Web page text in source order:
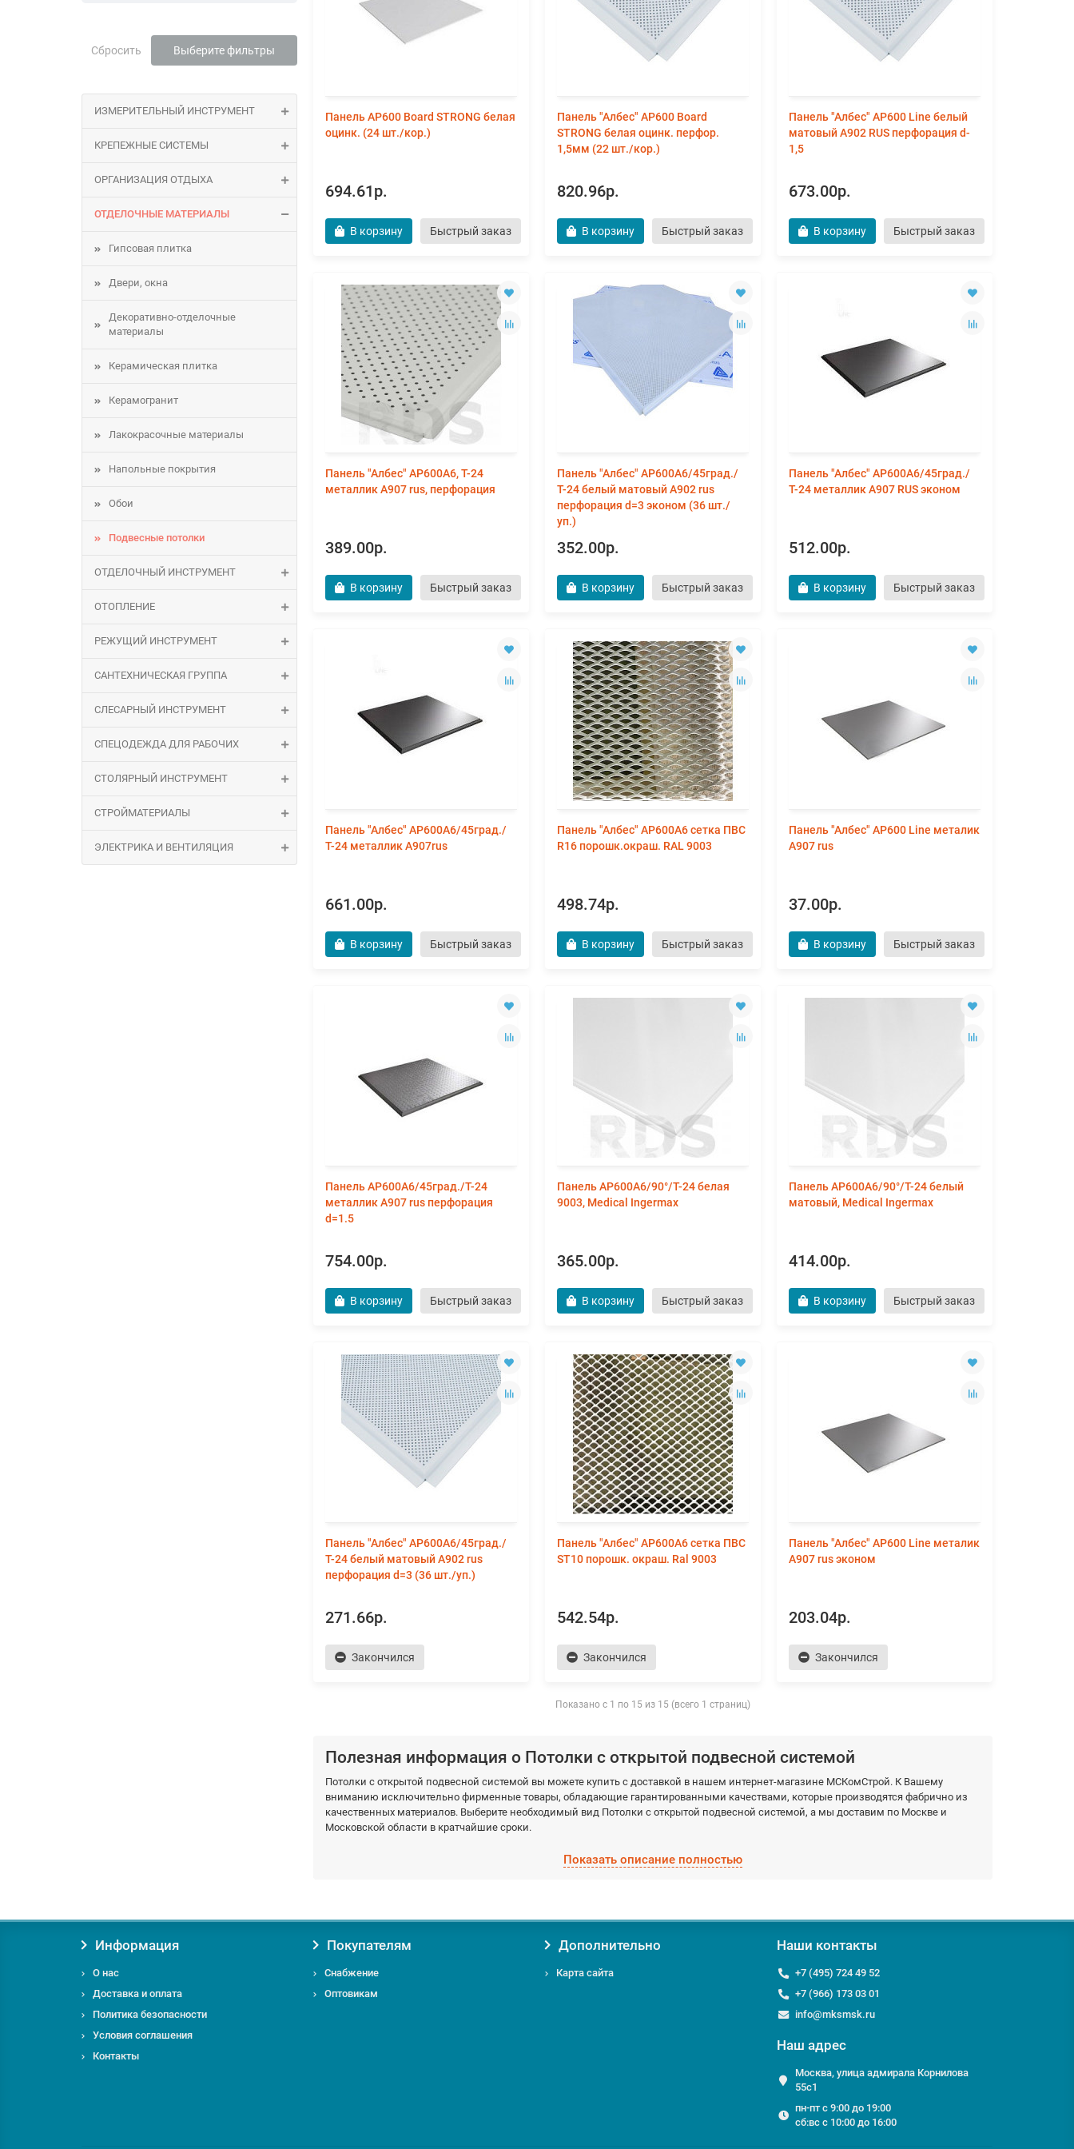
Сбросить Выберите фильтры
ИЗМЕРИТЕЛЬНЫЙ ИНСТРУМЕНТ
КРЕПЕЖНЫЕ СИСТЕМЫ
ОРГАНИЗАЦИЯ ОТДЫХА
ОТДЕЛОЧНЫЕ МАТЕРИАЛЫ
Гипсовая плитка
Двери, окна
Декоративно-отделочные
материалы
Керамическая плитка
Керамогранит
Лакокрасочные материалы
Напольные покрытия
Обои
Подвесные потолки
ОТДЕЛОЧНЫЙ ИНСТРУМЕНТ
ОТОПЛЕНИЕ
РЕЖУЩИЙ ИНСТРУМЕНТ
САНТЕХНИЧЕСКАЯ ГРУППА
СЛЕСАРНЫЙ ИНСТРУМЕНТ
СПЕЦОДЕЖДА ДЛЯ РАБОЧИХ
СТОЛЯРНЫЙ ИНСТРУМЕНТ
СТРОЙМАТЕРИАЛЫ
ЭЛЕКТРИКА И ВЕНТИЛЯЦИЯ
Панель AP600 Board STRONG белая
оцинк. (24 шт./кор.)
694.61р.
В корзину Быстрый заказ
Панель "Албес" AP600 Board
STRONG белая оцинк. перфор.
1,5мм (22 шт./кор.)
820.96р.
В корзину Быстрый заказ
Панель "Албес" AP600 Line белый
матовый А902 RUS перфорация d-
1,5
673.00р.
В корзину Быстрый заказ
Панель "Албес" AP600A6, Т-24
металлик А907 rus, перфорация
389.00р.
В корзину Быстрый заказ
Панель "Албес" AP600A6/45град./
Т-24 белый матовый А902 rus
перфорация d=3 эконом (36 шт./
уп.)
352.00р.
В корзину Быстрый заказ
Панель "Албес" AP600A6/45град./
Т-24 металлик А907 RUS эконом
512.00р.
В корзину Быстрый заказ
Панель "Албес" AP600A6/45град./
Т-24 металлик А907rus
661.00р.
В корзину Быстрый заказ
Панель "Албес" AP600А6 сетка ПВС
R16 порошк.окраш. RAL 9003
498.74р.
В корзину Быстрый заказ
Панель "Албес" AР600 Line металик
А907 rus
37.00р.
В корзину Быстрый заказ
Панель AP600A6/45град./Т-24
металлик А907 rus перфорация
d=1.5
754.00р.
В корзину Быстрый заказ
Панель AP600A6/90°/Т-24 белая
9003, Medical Ingermax
365.00р.
В корзину Быстрый заказ
Панель AP600A6/90°/Т-24 белый
матовый, Medical Ingermax
414.00р.
В корзину Быстрый заказ
Панель "Албес" AP600A6/45град./
Т-24 белый матовый А902 rus
перфорация d=3 (36 шт./уп.)
271.66р.
Закончился
Панель "Албес" AP600А6 сетка ПВС
ST10 порошк. окраш. Ral 9003
542.54р.
Закончился
Панель "Албес" AР600 Line металик
А907 rus эконом
203.04р.
Закончился
Показано с 1 по 15 из 15 (всего 1 страниц)
Полезная информация о Потолки с открытой подвесной системой
Потолки с открытой подвесной системой вы можете купить с доставкой в нашем интернет-магазине МСКомСтрой. К Вашему
вниманию исключительно фирменные товары, обладающие гарантированными качествами, которые производятся фабрично из
качественных материалов. Выберите необходимый вид Потолки с открытой подвесной системой, а мы доставим по Москве и
Московской области в кратчайшие сроки.
Доставку по Москве от 0 руб;
info@msckomstroy.com
Показать описание полностью
Информация
О нас
Доставка и оплата
Политика безопасности
Условия соглашения
Контакты
Покупателям
Снабжение
Оптовикам
Дополнительно
Карта сайта
Наши контакты
+7 (495) 724 49 52
+7 (966) 173 03 01
info@mksmsk.ru
Наш адрес
Москва, улица адмирала Корнилова
55с1
пн-пт с 9:00 до 19:00
сб:вс с 10:00 до 16:00